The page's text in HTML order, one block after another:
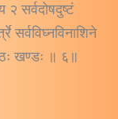
२ सर्वदोषदुष्टं
सर्वविघ्नविनाशिने
खण्डः ॥ ६॥